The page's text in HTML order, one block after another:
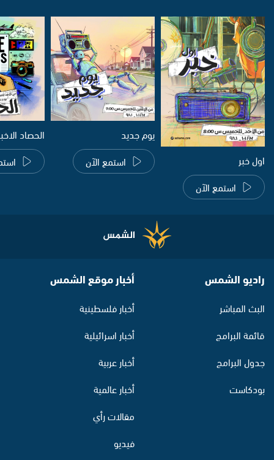
اول خبر
استمع الآن
يوم جديد
استمع الآن
الحصاد
راديو الشمس
البث المباشر
قائمة البرامج
جدول البرامج
بودكاست
أخبار موقع الشمس
أخبار فلسطينية
أخبار اسرائيلية
أخبار عربية
أخبار عالمية
مقالات رأي
فيديو